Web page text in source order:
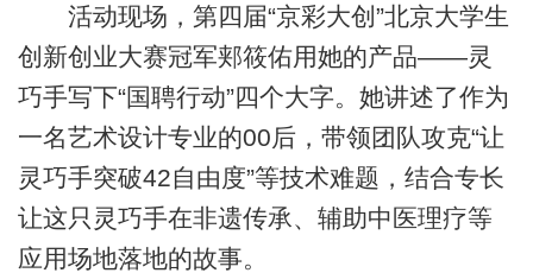
活动现场，第四届“京彩大创”北京大学生
创新创业大赛冠军郏筱佑用她的产品——灵
巧手写下“国聘行动”四个大字。她讲述了作为
一名艺术设计专业的00后，带领团队攻克“让
灵巧手突破42自由度”等技术难题，结合专长
让这只灵巧手在非遗传承、辅助中医理疗等
应用场地落地的故事。